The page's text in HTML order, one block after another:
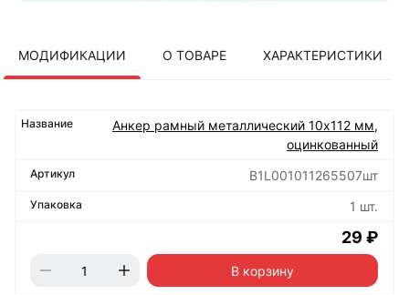
МОДИФИКАЦИИ О ТОВАРЕ ХАРАКТЕРИСТИКИ
Анкер рамный металлический 10х112 мм,
оцинкованный
B1L001011265507шт
1 шт.
29 ₽
В корзину